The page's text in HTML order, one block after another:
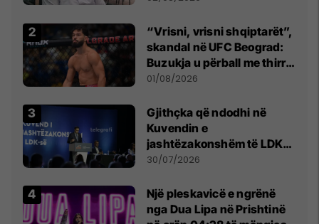
“Vrisni, vrisni shqiptarët”,
skandal në UFC Beograd:
Buzukja u përball me thirrje
anti-shqiptare nga
01/08/2026
Gjithçka që ndodhi në
Kuvendin e
jashtëzakonshëm të LDK-
së
30/07/2026
Një pleskavicë e ngrënë
nga Dua Lipa në Prishtinë